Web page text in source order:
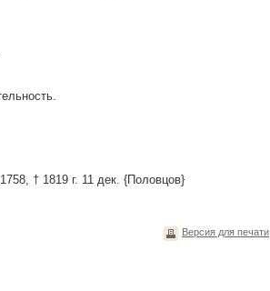
† 1819 г. 11 дек. {Половцов}
Версия для печати